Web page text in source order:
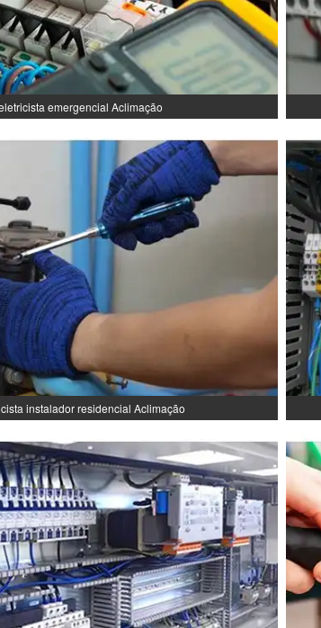
emergencial Aclimação
instalador residencial Aclimação